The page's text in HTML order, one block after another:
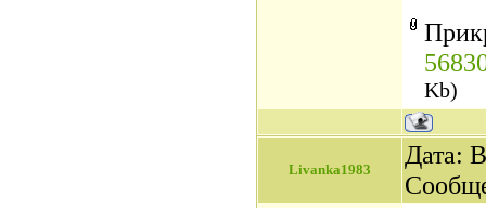
Kb)
Livanka1983
Дата: